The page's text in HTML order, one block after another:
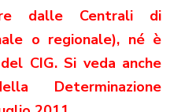
dalle Centrali di
o regionale), né è
CIG. Si veda anche
Determinazione